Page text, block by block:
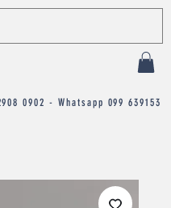
0902 - Whatsapp 099 639153